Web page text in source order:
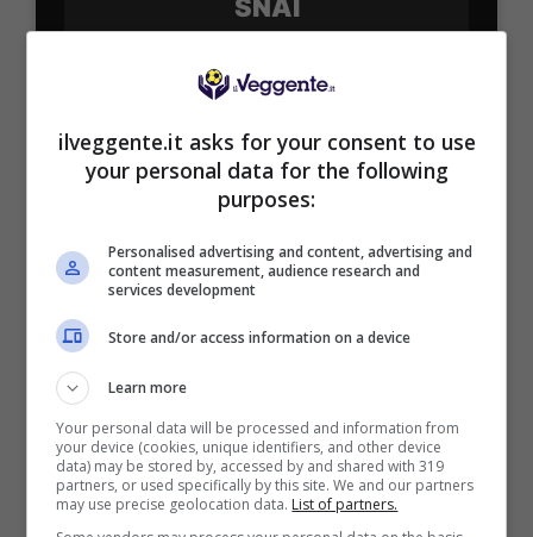
SNAI
Bonus Benvenuto Sport: fino a 1.000€
1000€
VERIFICA
Mostra Informazioni
BONUS PLANETWIN365: FINO A 2050€
Planetwin365: 2050€ per sport e scommesse
Iscrivendoti a PlanetWin365 ricevi: 100% fino a 2000€
in Bonus Scommesse + 100% fino a 50€ in Bonus
ilveggente.it asks for your consent to use
your personal data for the following
purposes:
Personalised advertising and content, advertising and
content measurement, audience research and
services development
Store and/or access information on a device
Learn more
Your personal data will be processed and information from
your device (cookies, unique identifiers, and other device
data) may be stored by, accessed by and shared with 319
partners, or used specifically by this site. We and our partners
may use precise geolocation data. List of partners.